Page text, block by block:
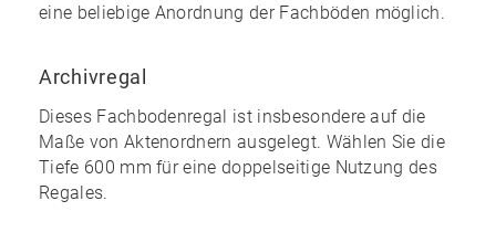
eine beliebige Anordnung der Fachböden möglich.
Archivregal
Dieses Fachbodenregal ist insbesondere auf die
Maße von Aktenordnern ausgelegt. Wählen Sie die
Tiefe 600 mm für eine doppelseitige Nutzung des
Regales.